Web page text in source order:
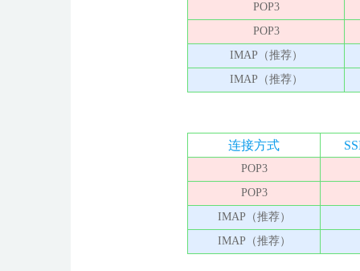
POP3
POP3
IMAP（推荐）
IMAP（推荐）
连接方式
POP3
POP3
IMAP（推荐）
IMAP（推荐）